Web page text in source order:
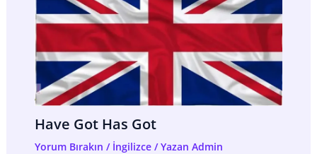
Have Got Has Got
Yorum Bırakın / İngilizce/ Yazan Admin